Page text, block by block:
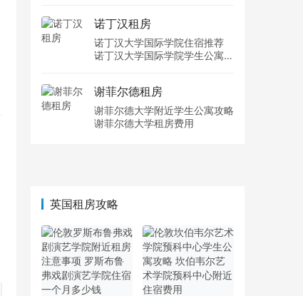
诺丁汉租房
诺丁汉大学国际学院住宿推荐
诺丁汉大学国际学院学生公寓多
谢菲尔德租房
谢菲尔德大学附近学生公寓攻略
谢菲尔德大学租房费用
英国租房攻略